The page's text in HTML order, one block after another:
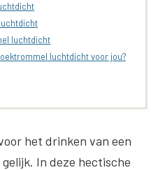
luchtdicht
luchtdicht voor jou?
het drinken van een
In deze hectische